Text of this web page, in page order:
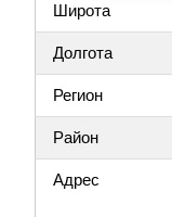
Широта
Долгота
Регион
Район
Адрес